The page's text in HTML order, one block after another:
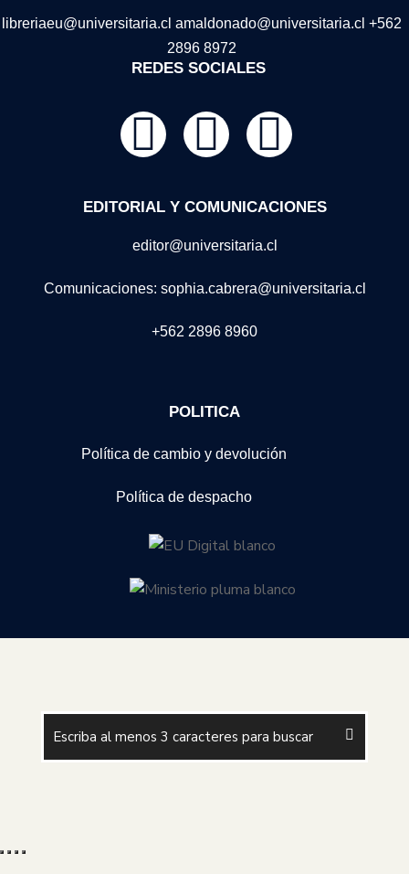
libreriaeu@universitaria.cl amaldonado@universitaria.cl +562
2896 8972
REDES SOCIALES
EDITORIAL Y COMUNICACIONES
editor@universitaria.cl
Comunicaciones: sophia.cabrera@universitaria.cl
+562 2896 8960
POLITICA
Política de cambio y devolución
Política de despacho